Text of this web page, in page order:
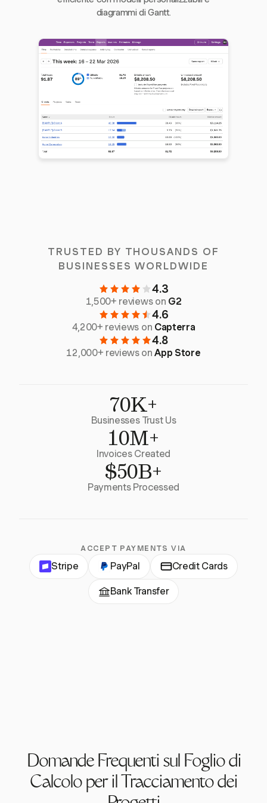
diagrammi di Gantt.
TRUSTED BY THOUSANDS OF
BUSINESSES WORLDWIDE
4.3
1,500+ reviews on G2
4.6
4,200+ reviews on Capterra
4.8
12,000+ reviews onApp Store
70K+
Businesses Trust Us
10M+
Invoices Created
$50B+
Payments Processed
ACCEPT PAYMENTS VIA
Stripe PayPal Credit Cards
Bank Transfer
Domande Frequenti sul Foglio di
Calcolo per il Tracciamento dei